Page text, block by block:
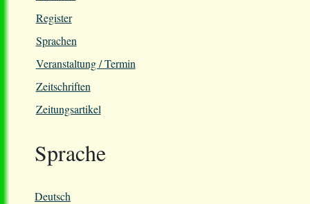
Register
Sprachen
Veranstaltung / Termin
Zeitschriften
Zeitungsartikel
Sprache
Deutsch